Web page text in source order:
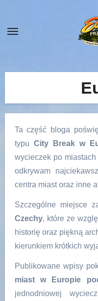
content
Ta część bloga
typu City Break w
wycieczek po
odkrywam
centra miast oraz inne
Szczególne miejsce
Czechy, które ze
historię oraz piękną
kierunkiem krótkich
Publikowane wpisy
miast w Europie
jednodniowej